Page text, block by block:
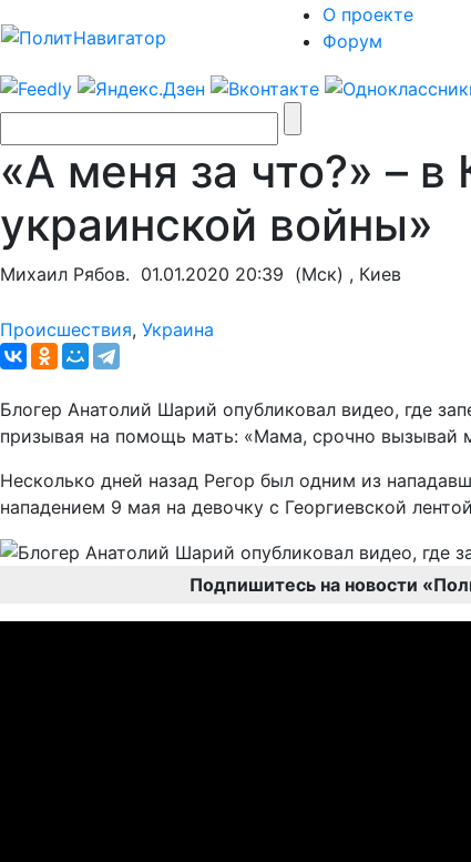
О проекте
Форум
«А меня за что?» –
украинской войны»
Михаил Рябов. 01.01.2020 20:39 (Мск) , Киев
Происшествия, Украина
Блогер Анатолий Шарий опубликовал видео, где
призывая на помощь мать: «Мама, срочно вызывай
Несколько дней назад Регор был одним из
нападением 9 мая на девочку с Георгиевской
Подпишитесь на новости